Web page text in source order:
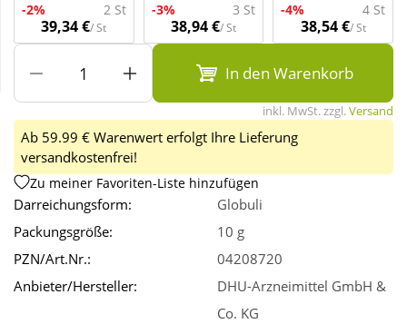
Tierbedarf
Wellness
-2%
2 St
39,34 €/ St
-3% 3 St
38,94 €/ St
-4% 4 St
38,54 €/ St
In den Warenkorb
inkl. MwSt. zzgl.Versand
Ab 59.99 € Warenwert erfolgt Ihre Lieferung
versandkostenfrei!
Zu meiner Favoriten-Liste hinzufügen
Darreichungsform:
Globuli
Packungsgröße:
10 g
PZN/Art.Nr.:
04208720
Anbieter/Hersteller:
DHU-Arzneimittel GmbH &
Co. KG